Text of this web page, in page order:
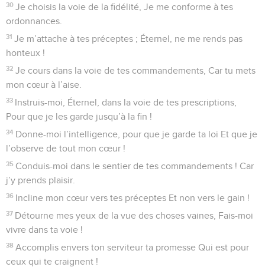
30 Je choisis la voie de la fidélité, Je me conforme à tes
ordonnances.
31 Je m’attache à tes préceptes ; Éternel, ne me rends pas
honteux !
32 Je cours dans la voie de tes commandements, Car tu mets
mon cœur à l’aise.
33 Instruis-moi, Éternel, dans la voie de tes prescriptions,
Pour que je les garde jusqu’à la fin !
34 Donne-moi l’intelligence, pour que je garde ta loi Et que je
l’observe de tout mon cœur !
35 Conduis-moi dans le sentier de tes commandements ! Car
j’y prends plaisir.
36 Incline mon cœur vers tes préceptes Et non vers le gain !
37 Détourne mes yeux de la vue des choses vaines, Fais-moi
vivre dans ta voie !
38 Accomplis envers ton serviteur ta promesse Qui est pour
ceux qui te craignent !